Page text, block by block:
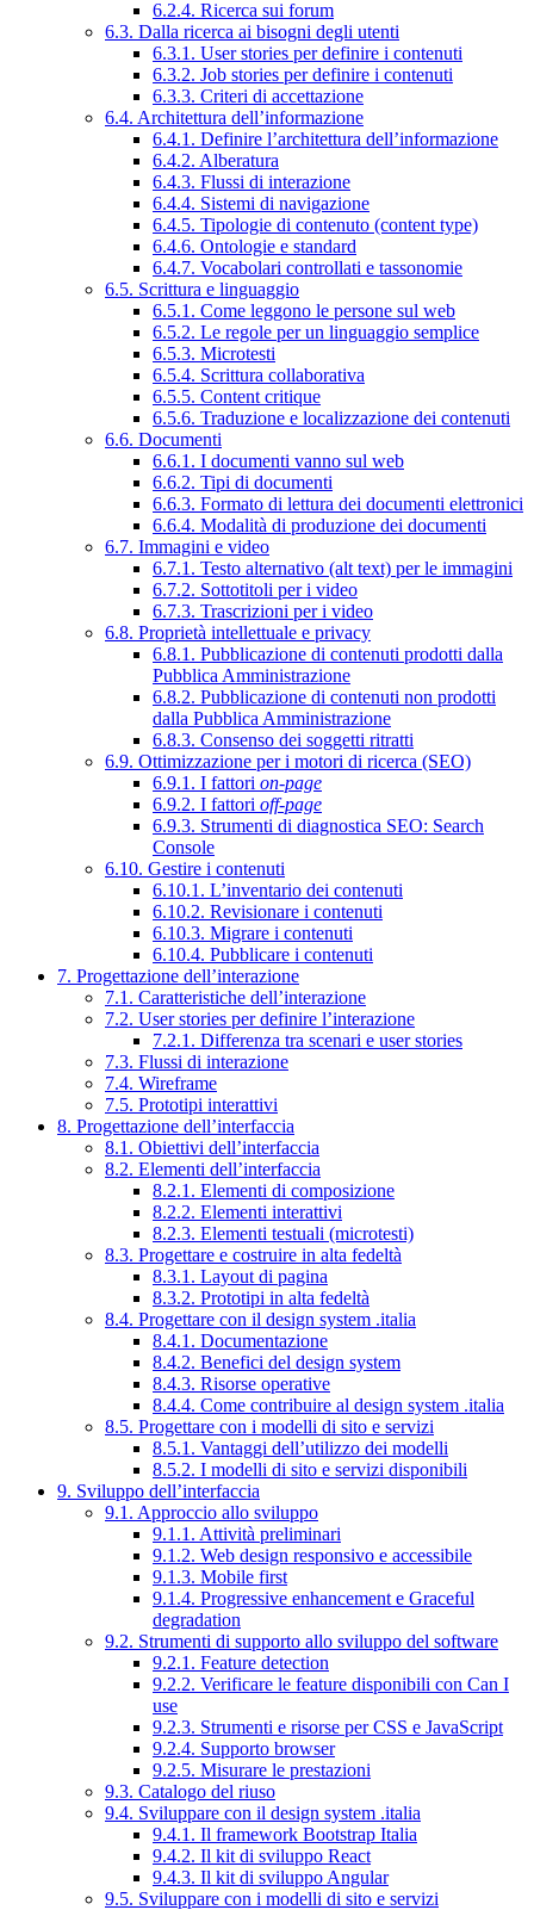
6.2.4. Ricerca sui forum
6.3. Dalla ricerca ai bisogni degli utenti
6.3.1. User stories per definire i contenuti
6.3.2. Job stories per definire i contenuti
6.3.3. Criteri di accettazione
6.4. Architettura dell’informazione
6.4.1. Definire l’architettura dell’informazione
6.4.2. Alberatura
6.4.3. Flussi di interazione
6.4.4. Sistemi di navigazione
6.4.5. Tipologie di contenuto (content type)
6.4.6. Ontologie e standard
6.4.7. Vocabolari controllati e tassonomie
6.5. Scrittura e linguaggio
6.5.1. Come leggono le persone sul web
6.5.2. Le regole per un linguaggio semplice
6.5.3. Microtesti
6.5.4. Scrittura collaborativa
6.5.5. Content critique
6.5.6. Traduzione e localizzazione dei contenuti
6.6. Documenti
6.6.1. I documenti vanno sul web
6.6.2. Tipi di documenti
6.6.3. Formato di lettura dei documenti elettronici
6.6.4. Modalità di produzione dei documenti
6.7. Immagini e video
6.7.1. Testo alternativo (alt text) per le immagini
6.7.2. Sottotitoli per i video
6.7.3. Trascrizioni per i video
6.8. Proprietà intellettuale e privacy
6.8.1. Pubblicazione di contenuti prodotti dalla
Pubblica Amministrazione
6.8.2. Pubblicazione di contenuti non prodotti
dalla Pubblica Amministrazione
6.8.3. Consenso dei soggetti ritratti
6.9. Ottimizzazione per i motori di ricerca (SEO)
6.9.1. I fattori on-page
6.9.2. I fattori off-page
6.9.3. Strumenti di diagnostica SEO: Search
Console
6.10. Gestire i contenuti
6.10.1. L’inventario dei contenuti
6.10.2. Revisionare i contenuti
6.10.3. Migrare i contenuti
6.10.4. Pubblicare i contenuti
7. Progettazione dell’interazione
7.1. Caratteristiche dell’interazione
7.2. User stories per definire l’interazione
7.2.1. Differenza tra scenari e user stories
7.3. Flussi di interazione
7.4. Wireframe
7.5. Prototipi interattivi
8. Progettazione dell’interfaccia
8.1. Obiettivi dell’interfaccia
8.2. Elementi dell’interfaccia
8.2.1. Elementi di composizione
8.2.2. Elementi interattivi
8.2.3. Elementi testuali (microtesti)
8.3. Progettare e costruire in alta fedeltà
8.3.1. Layout di pagina
8.3.2. Prototipi in alta fedeltà
8.4. Progettare con il design system .italia
8.4.1. Documentazione
8.4.2. Benefici del design system
8.4.3. Risorse operative
8.4.4. Come contribuire al design system .italia
8.5. Progettare con i modelli di sito e servizi
8.5.1. Vantaggi dell’utilizzo dei modelli
8.5.2. I modelli di sito e servizi disponibili
9. Sviluppo dell’interfaccia
9.1. Approccio allo sviluppo
9.1.1. Attività preliminari
9.1.2. Web design responsivo e accessibile
9.1.3. Mobile first
9.1.4. Progressive enhancement e Graceful
degradation
9.2. Strumenti di supporto allo sviluppo del software
9.2.1. Feature detection
9.2.2. Verificare le feature disponibili con Can I
use
9.2.3. Strumenti e risorse per CSS e JavaScript
9.2.4. Supporto browser
9.2.5. Misurare le prestazioni
9.3. Catalogo del riuso
9.4. Sviluppare con il design system .italia
9.4.1. Il framework Bootstrap Italia
9.4.2. Il kit di sviluppo React
9.4.3. Il kit di sviluppo Angular
9.5. Sviluppare con i modelli di sito e servizi